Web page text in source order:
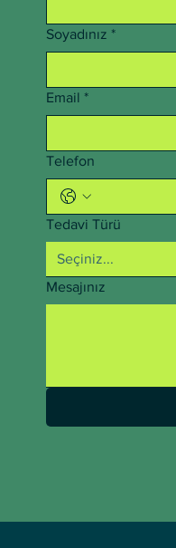
Soyadınız *
Email *
Telefon
Tedavi Türü
Mesajınız